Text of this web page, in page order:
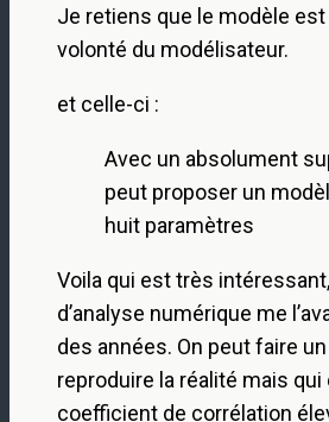
Je retiens que le modèle est
volonté du modélisateur.
et celle-ci :
Avec un absolument
peut proposer un
huit paramètres
Voila qui est très
d’analyse numérique me
des années. On peut faire
reproduire la réalité mais
coefficient de corrélation